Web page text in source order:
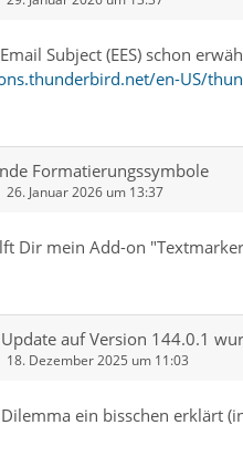
Subject (EES) schon
en-US/
Formatierungssymbole
26. Januar 2026 um 13:37
Dir mein Add-on
auf Version 144.0.1
18. Dezember 2025 um 11:03
ein bisschen erklärt